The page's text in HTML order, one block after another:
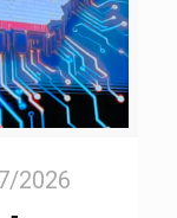
2026